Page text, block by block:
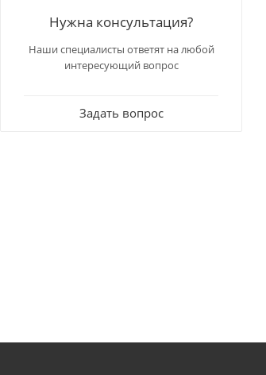
Нужна консультация?
Наши специалисты ответят на любой
интересующий вопрос
Задать вопрос